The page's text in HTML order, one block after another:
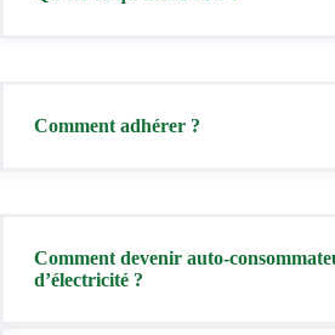
Comment adhérer ?
Comment devenir auto-
d’électricité ?